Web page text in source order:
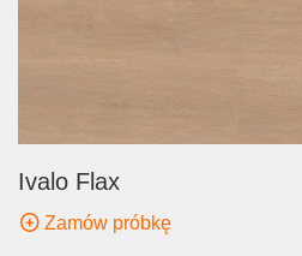
Ivalo Flax
Zamów próbkę